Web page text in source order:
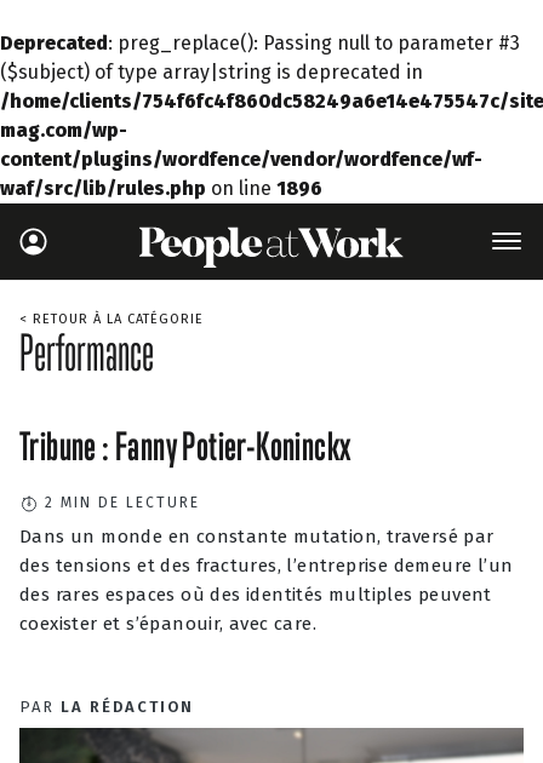
Deprecated: preg_replace(): Passing null to parameter #3
($subject) of type array|string is deprecated in
/home/clients/754f6fc4f860dc58249a6e14e475547c/
mag.com/wp-
content/plugins/wordfence/vendor/wordfence/wf-
waf/src/lib/rules.php on line 1896
< RETOUR À LA CATÉGORIE
Performance
Tribune : Fanny Potier-Koninckx
2 MIN DE LECTURE
Dans un monde en constante mutation, traversé par
des tensions et des fractures, l’entreprise demeure l’un
des rares espaces où des identités multiples peuvent
coexister et s’épanouir, avec care.
PAR LA RÉDACTION